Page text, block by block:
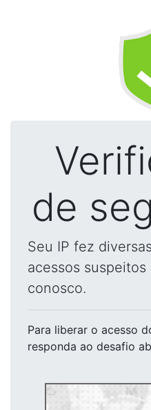
de
Seu IP fez
acessos
conosco.
Para liberar o acesso
responda ao desafio